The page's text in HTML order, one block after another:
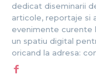
dedicat diseminarii
articole, reportaje si
evenimente curente
un spatiu digital
oricand la adresa: